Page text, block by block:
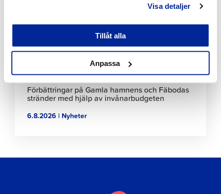
Visa detaljer
Tillåt alla
Anpassa
Förbättringar på Gamla hamnens och Fäbodas
stränder med hjälp av invånarbudgeten
6.8.2026 | Nyheter